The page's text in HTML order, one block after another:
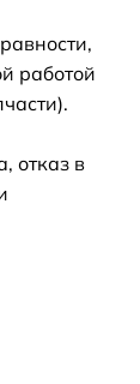
работой
отказ в